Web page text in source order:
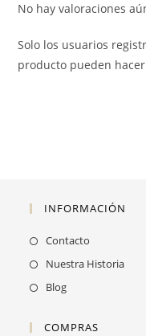
No hay valoraciones
Solo los usuarios
producto pueden
INFORMACIÓN
Contacto
Nuestra Historia
Blog
COMPRAS